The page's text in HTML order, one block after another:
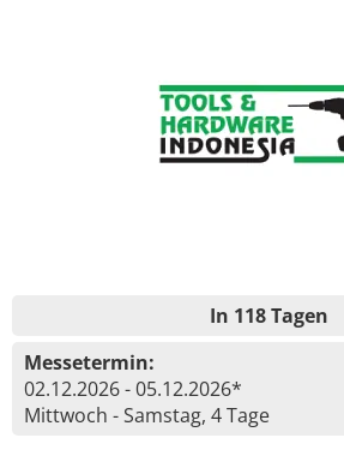
In 118 Tagen
Messetermin:
02.12.2026 - 05.12.2026*
Mittwoch - Samstag, 4 Tage